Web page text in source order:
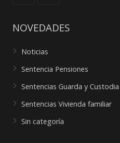
NOVEDADES
Noticias
Sentencia Pensiones
Sentencias Guarda y Custodia
Sentencias Vivienda familiar
Sin categoría